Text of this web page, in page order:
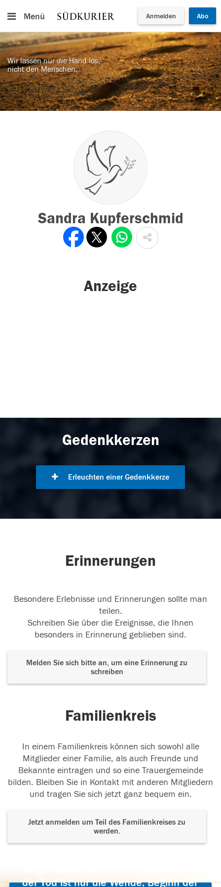
Menü Anmelden Abo
Wir lassen nur die Hand los,
nicht den Menschen.
Sandra Kupferschmid
Anzeige
Gedenkkerzen
Erleuchten einer Gedenkkerze
Erinnerungen
Besondere Erlebnisse und Erinnerungen sollte man
teilen.
Schreiben Sie über die Ereignisse, die Ihnen
besonders in Erinnerung geblieben sind.
Melden Sie sich bitte an, um eine Erinnerung zu
schreiben
Familienkreis
In einem Familienkreis können sich sowohl alle
Mitglieder einer Familie, als auch Freunde und
Bekannte eintragen und so eine Trauergemeinde
bilden. Bleiben Sie in Kontakt mit anderen Mitgliedern
und tragen Sie sich jetzt ganz bequem ein.
Jetzt anmelden um Teil des Familienkreises zu
werden.
der Tod ist nur die Wende, Beginn der